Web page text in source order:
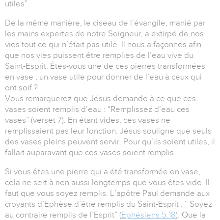
utiles”.
De la même manière, le ciseau de l’évangile, manié par
les mains expertes de notre Seigneur, a extirpé de nos
vies tout ce qui n’était pas utile. Il nous a façonnés afin
que nos vies puissent être remplies de l’eau vive du
Saint-Esprit. Êtes-vous une de ces pierres transformées
en vase ; un vase utile pour donner de l’eau à ceux qui
ont soif ?
Vous remarquerez que Jésus demande à ce que ces
vases soient remplis d’eau : “Remplissez d’eau ces
vases” (verset 7). En étant vides, ces vases ne
remplissaient pas leur fonction. Jésus souligne que seuls
des vases pleins peuvent servir. Pour qu’ils soient utiles, il
fallait auparavant que ces vases soient remplis.
Si vous êtes une pierre qui a été transformée en vase,
cela ne sert à rien aussi longtemps que vous êtes vide. Il
faut que vous soyez remplis. L’apôtre Paul demande aux
croyants d’Ephèse d’être remplis du Saint-Esprit : ” Soyez
au contraire remplis de l’Esprit” (Ephésiens 5.18). Que la